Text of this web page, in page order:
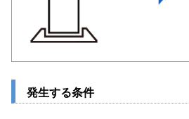
発生する条件